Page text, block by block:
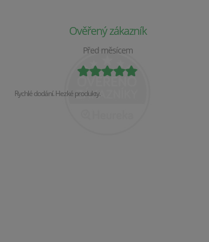
Ověřený zákazník
Před měsícem
Rychlé dodání. Hezké produkty.